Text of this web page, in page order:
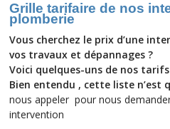
Grille tarifaire de nos
plomberie
Vous cherchez le prix d’une
vos travaux et dépannages ?
Voici quelques-uns de nos tarifs
Bien entendu , cette liste n’est
nous appeler pour nous
intervention